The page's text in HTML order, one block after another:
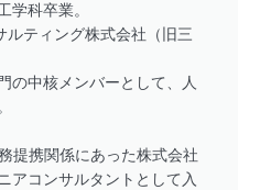
学科卒業。
ルティング株式会社（旧三
の中核メンバーとして、人
提携関係にあった株式会社
アコンサルタントとして入